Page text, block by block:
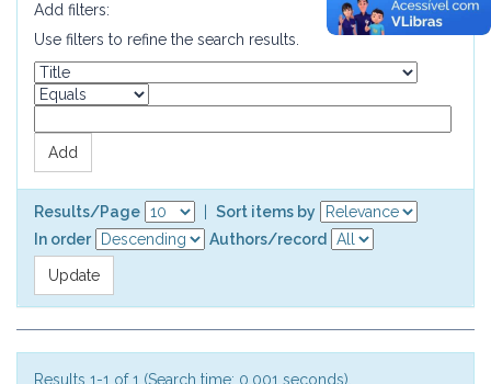
Add filters:
Use filters to refine the search results.
Results/Page
Sort items by
In order
Authors/record
Results 1-1 of 1 (Search time: 0.001 seconds).